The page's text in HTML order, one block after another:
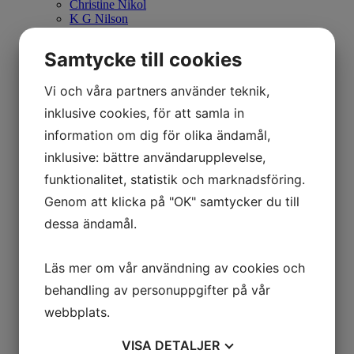
Christine Nikol
K G Nilson
Ulla Ohlson
Johan Palmborg
Johan Patricny
Ania Pauser
Mikael Persbrandt
Stefan MÅS Persson
Puppet Daniel Blomqvist
Madeleine Pyk
Paul Quant
Arthur Ragnarsson
Peter Reuterberg
Lisa Rinnevuo
Orion Righard
Roger Risberg
Pedro Rodriguez Garrido
Vivianne E Rosqvist
Samtycke till cookies
Vi och våra partners använder teknik,
inklusive cookies, för att samla in
information om dig för olika ändamål,
inklusive: bättre användarupplevelse,
funktionalitet, statistik och marknadsföring.
Genom att klicka på "OK" samtycker du till
dessa ändamål.
Läs mer om vår användning av cookies och
behandling av personuppgifter på vår
webbplats.
VISA DETALJER